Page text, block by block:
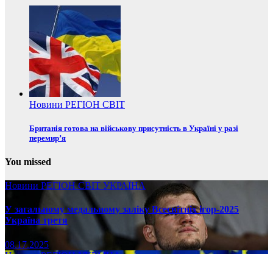
Новини РЕГІОН СВІТ
Британія готова на військову присутність в Україні у разі
перемир’я
You missed
Новини РЕГІОНСВІТ УКРАЇНА
У загальному медальному заліку Всесвітніх ігор-2025
Україна третя
08.17.2025